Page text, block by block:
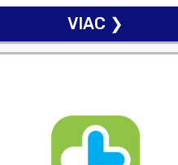
1×5 ks
VIAC ❯